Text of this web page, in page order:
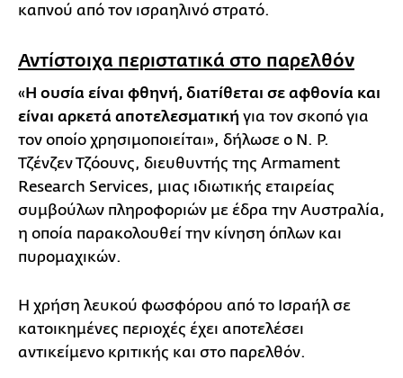
καπνού από τον ισραηλινό στρατό.
Αντίστοιχα περιστατικά στο παρελθόν
«Η ουσία είναι φθηνή, διατίθεται σε αφθονία και
είναι αρκετά αποτελεσματική για τον σκοπό για
τον οποίο χρησιμοποιείται», δήλωσε ο Ν. Ρ.
Τζένζεν Τζόουνς, διευθυντής της Armament
Research Services, μιας ιδιωτικής εταιρείας
συμβούλων πληροφοριών με έδρα την Αυστραλία,
η οποία παρακολουθεί την κίνηση όπλων και
πυρομαχικών.
Η χρήση λευκού φωσφόρου από το Ισραήλ σε
κατοικημένες περιοχές έχει αποτελέσει
αντικείμενο κριτικής και στο παρελθόν.